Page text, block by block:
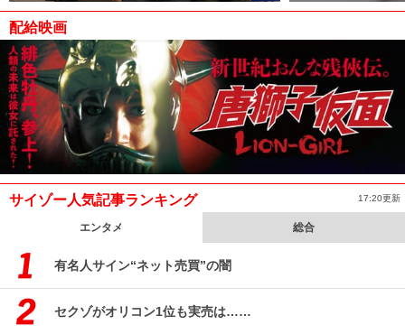
配給映画
サイゾー人気記事ランキング 17:20更新
エンタメ 総合
有名人サイン“ネット売買”の闇
セクゾがオリコン1位も実売は……